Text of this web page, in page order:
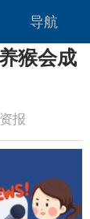
导航
猴会成
报